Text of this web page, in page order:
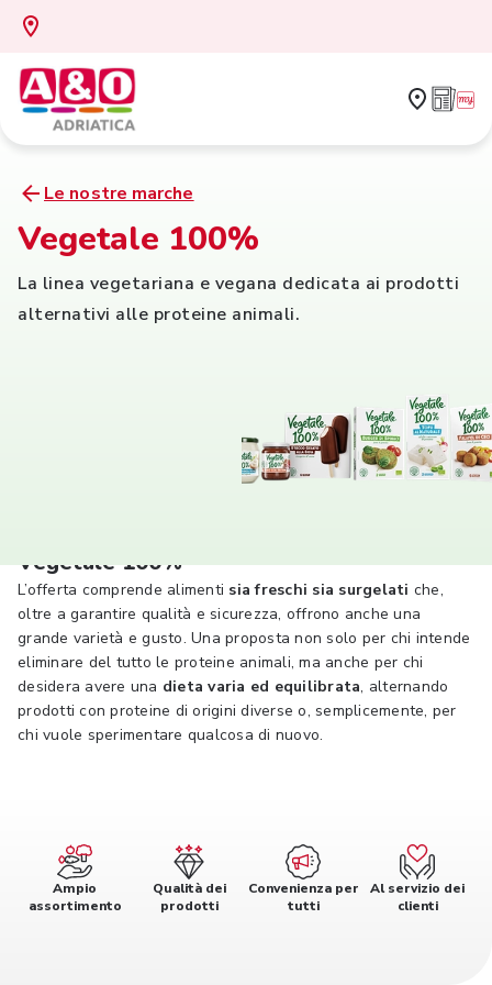
Le nostre marche
Vegetale 100%
La linea vegetariana e vegana dedicata ai prodotti
alternativi alle proteine animali.
Vegetale 100%
L’offerta comprende alimenti sia freschi sia surgelati che,
oltre a garantire qualità e sicurezza, offrono anche una
grande varietà e gusto. Una proposta non solo per chi intende
eliminare del tutto le proteine animali, ma anche per chi
desidera avere una dieta varia ed equilibrata, alternando
prodotti con proteine di origini diverse o, semplicemente, per
chi vuole sperimentare qualcosa di nuovo.
Ampio
assortimento
Qualità dei
prodotti
Convenienza per
tutti
Al servizio dei
clienti